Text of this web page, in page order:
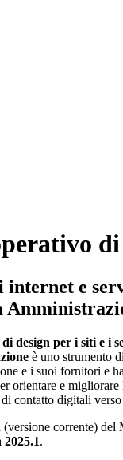
di
internet e
design per i siti e i
è uno strumento
e i suoi fornitori e
orientare e migliorare
contatto digitali
corrente) del
2025.1.